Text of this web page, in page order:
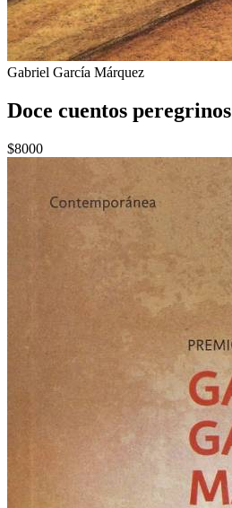
Gabriel García Márquez
Doce cuentos peregrinos
$8000